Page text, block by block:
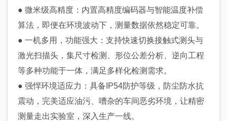
● 微米级高精度：内置高精度编码器与智能温度补偿
算法，即便在环境波动下，测量数据依然稳定可靠。
● 一机多用，功能强大：支持快速切换接触式测头与
激光扫描头，集尺寸检测、形位公差分析、逆向工程
等多种功能于一体，满足多样化检测需求。
● 强悍环境适应力：具备IP54防护等级，防尘防水抗
震动，完美适应油污、嘈杂的车间恶劣环境，让精密
测量走出实验室，深入生产一线。